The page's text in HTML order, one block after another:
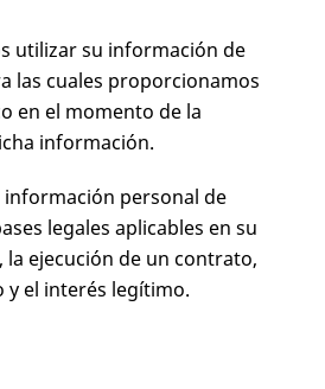
utilizar su información de
las cuales proporcionamos
en el momento de la
información.
información personal de
legales aplicables en su
la ejecución de un contrato,
y el interés legítimo.